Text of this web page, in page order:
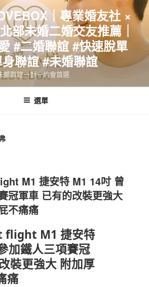
｜專業婚友社 ×
部未婚二婚交友推薦｜
#二婚聯誼 #快速脫單
聯誼 #未婚聯誼
婚聯誼一對一約會首選
選單
M1 捷安特 M1 14吋 曾
冠軍車 已有的改裝更強大
不痛痛
flight M1 捷安特
加鐵人三項賽冠
裝更強大 附加厚
痛